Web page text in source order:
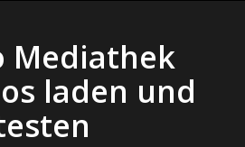
Mediathek
laden und